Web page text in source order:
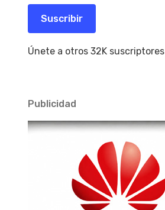
electrónico
Suscribir
Únete a otros 32K suscriptores
Publicidad